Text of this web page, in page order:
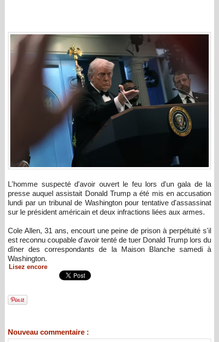
L'homme suspecté d'avoir ouvert le feu lors d'un gala de la
presse auquel assistait Donald Trump a été mis en accusation
lundi par un tribunal de Washington pour tentative d'assassinat
sur le président américain et deux infractions liées aux armes.
Cole Allen, 31 ans, encourt une peine de prison à perpétuité s'il
est reconnu coupable d'avoir tenté de tuer Donald Trump lors du
dîner des correspondants de la Maison Blanche samedi à
Washington.
Lisez encore
Nouveau commentaire :